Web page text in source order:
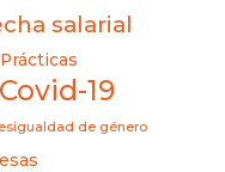
salarial
Covid-19
de género